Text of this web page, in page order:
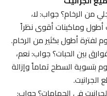
الرخام؟ جواب: لا،
وماكينات أقوى نظراً
أطول بكثير من الرخام.
بين الحبات؟ جواب: نعم،
السطح تماماً وإزالة